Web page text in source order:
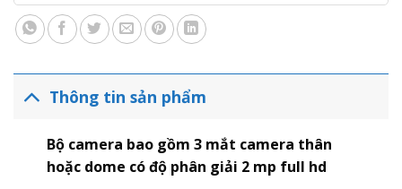
Thông tin sản phẩm
Bộ camera bao gồm 3 mắt camera thân
hoặc dome có độ phân giải 2 mp full hd